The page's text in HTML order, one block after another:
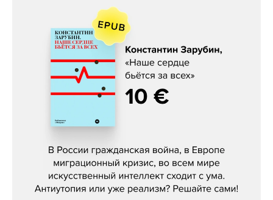
Константин Зарубин, «Наше сердце